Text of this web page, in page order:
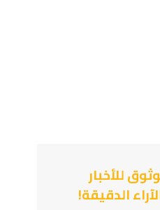
للأخبار
الدقيقة!